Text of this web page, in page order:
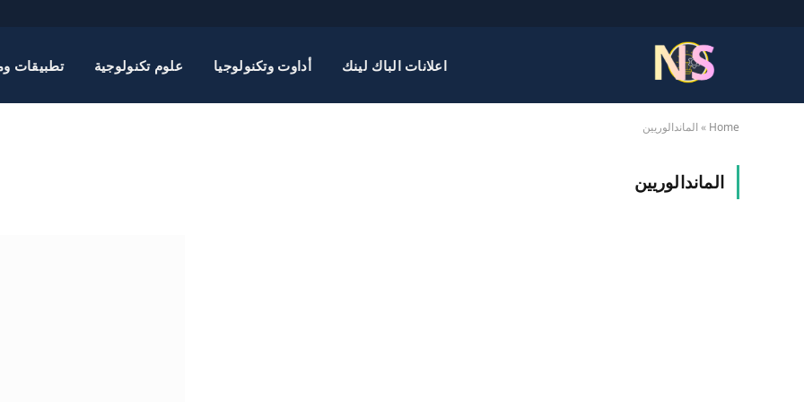
اعلانات الباك لينك أداوت وتكنولوجيا علوم تكنولوجية تطبيقات
Home
» الماندالوريين
الماندالوريين